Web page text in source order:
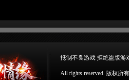
抵制不良游戏 拒绝盗版游
All rights reserved. 版权所